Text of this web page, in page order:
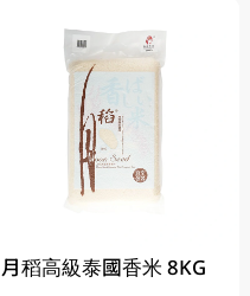
月稻高級泰國香米 8KG